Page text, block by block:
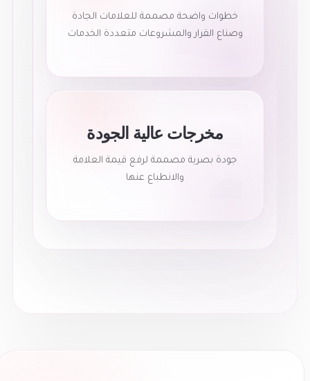
خطوات واضحة مصممة للعلامات الجادة
وصناع القرار والمشروعات متعددة الخدمات
مخرجات عالية الجودة
جودة بصرية مصممة لرفع قيمة العلامة
والانطباع عنها